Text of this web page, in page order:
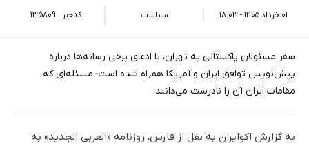
۰۱ خرداد ۱۴۰۵ - ۱۸:۰۳ سیاست کدخبر : 135809
سفر مسئولان پاکستانی به تهران، با ادعای برخی رسانه‌ها درباره
پیش‌نویس توافق ایران و آمریکا همراه شده است؛ مسئله‌ای که
مقامات ایران آن را نادرست می‌دانند.
به گزارش اکوایران به نقل از فارس، روزنامه «العربی الجدید» به